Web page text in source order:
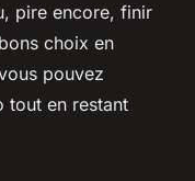
pire encore, finir
choix en
pouvez
tout en restant